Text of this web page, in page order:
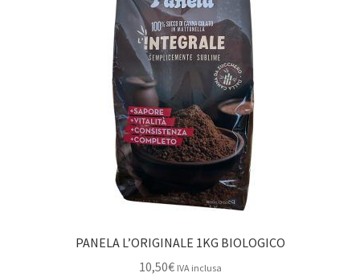
PANELA L’ORIGINALE 1KG BIOLOGICO
10,50€ IVA inclusa